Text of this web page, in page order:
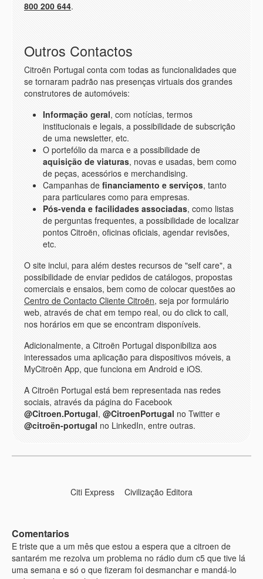
800 200 644.
Outros Contactos
Citroën Portugal conta com todas as funcionalidades que
se tornaram padrão nas presenças virtuais dos grandes
construtores de automóveis:
Informação geral, com notícias, termos
institucionais e legais, a possibilidade de subscrição
de uma newsletter, etc.
O portefólio da marca e a possibilidade de
aquisição de viaturas, novas e usadas, bem como
de peças, acessórios e merchandising.
Campanhas de financiamento e serviços, tanto
para particulares como para empresas.
Pós-venda e facilidades associadas, como listas
de perguntas frequentes, a possibilidade de localizar
pontos Citroën, oficinas oficiais, agendar revisões,
etc.
O site inclui, para além destes recursos de "self care", a
possibilidade de enviar pedidos de catálogos, propostas
comerciais e ensaios, bem como de colocar questões ao
Centro de Contacto Cliente Citroën, seja por formulário
web, através de chat em tempo real, ou do click to call,
nos horários em que se encontram disponíveis.
Adicionalmente, a Citroën Portugal disponibiliza aos
interessados uma aplicação para dispositivos móveis, a
MyCitroën App, que funciona em Android e iOS.
A Citroën Portugal está bem representada nas redes
sociais, através da página do Facebook
@Citroen.Portugal, @CitroenPortugal no Twitter e
@citroën-portugal no LinkedIn, entre outras.
Citi Express Civilização Editora
Comentarios
E triste que a um mês que estou a espera que a citroen de
santarém me rezolva um problema no rádio dum c5 que tive lá
uma semana e só o que fizeram foi desmanchar e mandá-lo